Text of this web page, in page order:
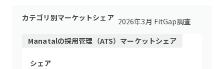
カテゴリ別マーケットシェア 2026年3月 FitGap調査
Manatalの採用管理（ATS） マーケットシェア
シェア